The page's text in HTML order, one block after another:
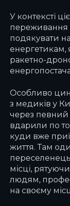
У контексті
переживання
подякувати
енергетикам,
ракетно-
Особливо
з медиків у
через певний
вдарили по
куди вже
життя. Там
місці,
людям,
на своєму